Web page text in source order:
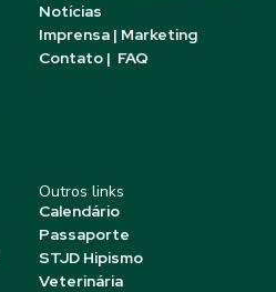
Notícias
Imprensa | Marketing
Contato | FAQ
Outros links
Calendário
Passaporte
STJD Hipismo
Veterinária